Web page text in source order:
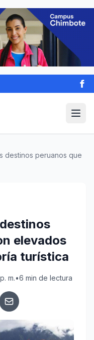
destinos peruanos que
elevados
turística
m.•6 min de lectura